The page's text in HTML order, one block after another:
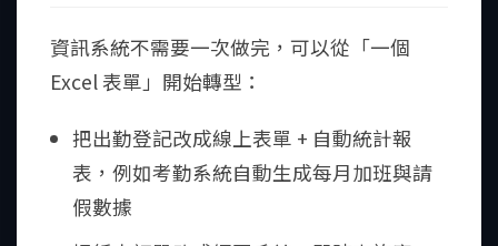
資訊系統不需要一次做完，可以從「一個
Excel 表單」開始轉型：
把出勤登記改成線上表單 + 自動統計報
表，例如考勤系統自動生成每月加班與請
假數據